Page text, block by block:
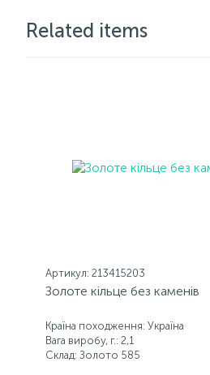
Related items
Артикул: 213415203
Золоте кільце без каменів
Країна походження: Україна
Вага виробу, г.: 2,1
Склад: Золото 585